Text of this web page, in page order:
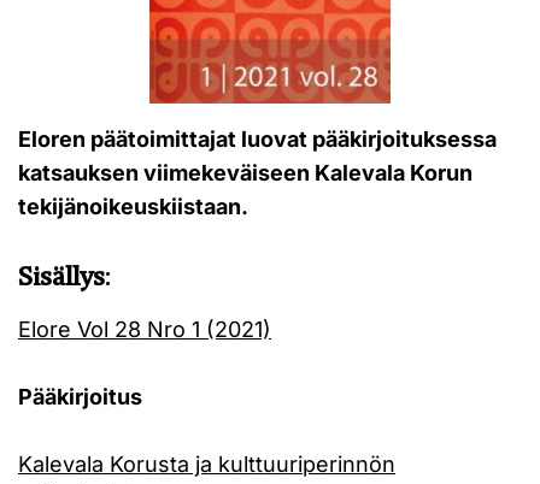
Eloren päätoimittajat luovat pääkirjoituksessa
katsauksen viimekeväiseen Kalevala Korun
tekijänoikeuskiistaan.
Sisällys:
Elore Vol 28 Nro 1 (2021)
Pääkirjoitus
Kalevala Korusta ja kulttuuriperinnön